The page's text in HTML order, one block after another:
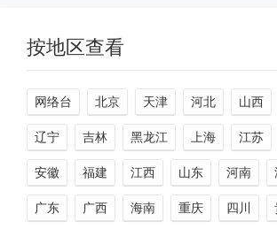
按地区查看
网络台 北京 天津 河北 山西
辽宁 吉林 黑龙江 上海 江苏
安徽 福建 江西 山东 河南
广东 广西 海南 重庆 四川